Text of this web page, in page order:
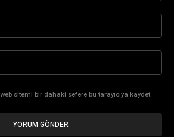
sitemi bir dahaki sefere bu tarayıcıya kaydet.